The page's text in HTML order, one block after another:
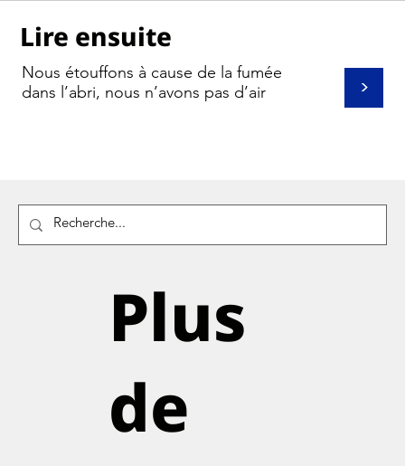
Lire ensuite
>
Nous étouffons à cause de la fumée
dans l’abri, nous n’avons pas d’air
Plus
de